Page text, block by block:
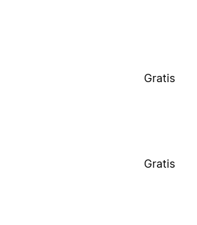
Gratis
Gratis